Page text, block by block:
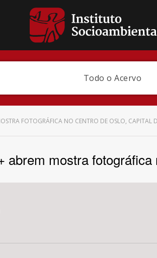
Todo o Acervo
Bioma / Bacia
FOTOGRÁFICA NO CENTRO DE OSLO, CAPITAL
abrem mostra